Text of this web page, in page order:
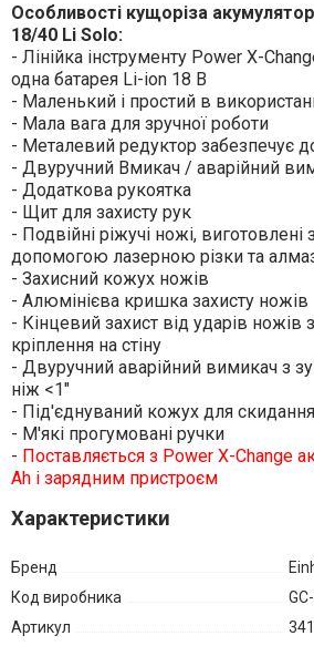
Особливості кущоріза
18/40 Li Solo:
- Лінійка інструменту Power X-
одна батарея Li-ion 18 В
- Маленький і простий в
- Мала вага для зручної роботи
- Металевий редуктор забезпечує
- Двуручний Вмикач / аварійний
- Додаткова рукоятка
- Щит для захисту рук
- Подвійні ріжучі ножі, виготовлені
допомогою лазерною різки та
- Захисний кожух ножів
- Алюмінієва кришка захисту ножів
- Кінцевий захист від ударів ножів
кріплення на стіну
- Двуручний аварійний вимикач з
ніж <1"
- Під'єднуваний кожух для скидання
- М'які прогумовані ручки
- Поставляється з Power X-Change
Ah і зарядним пристроєм
Характеристики
Бренд
Код виробника
Артикул